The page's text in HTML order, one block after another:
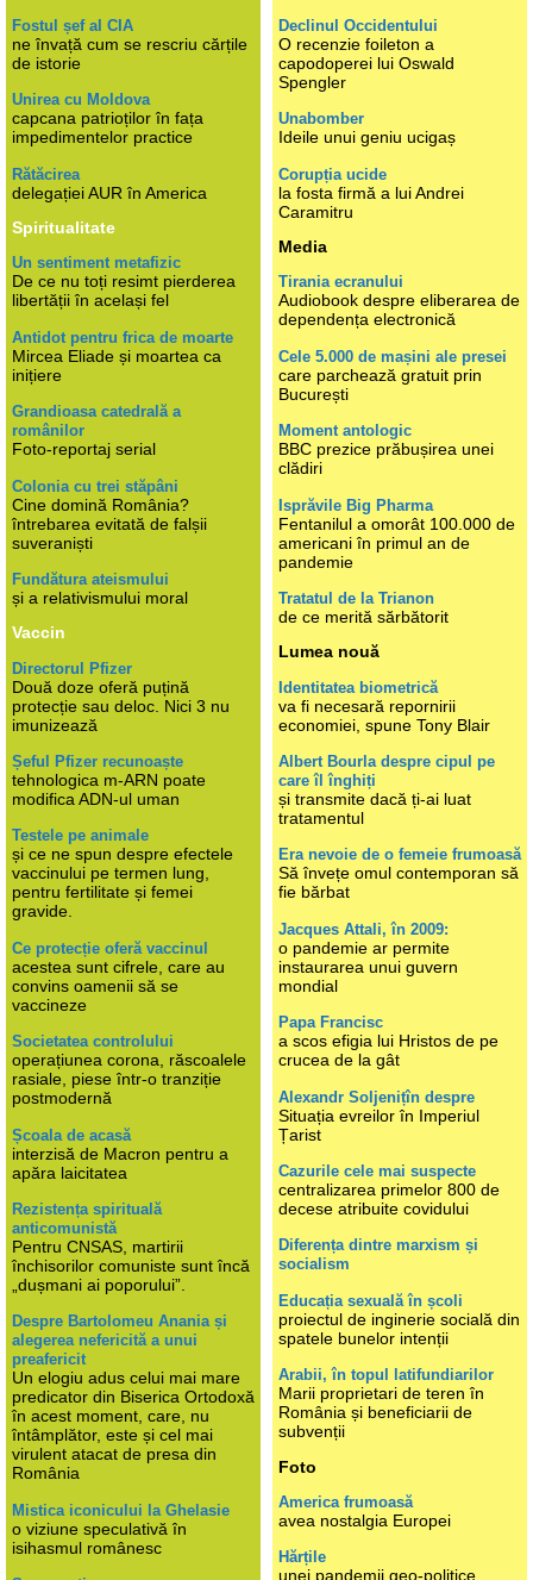
Fostul șef al CIA
ne învață cum se rescriu cărțile
de istorie
Unirea cu Moldova
capcana patrioților în fața
impedimentelor practice
Rătăcirea
delegației AUR în America
Spiritualitate
Un sentiment metafizic
De ce nu toți resimt pierderea
libertății în același fel
Antidot pentru frica de moarte
Mircea Eliade și moartea ca
inițiere
Grandioasa catedrală a
românilor
Foto-reportaj serial
Colonia cu trei stăpâni
Cine domină România?
întrebarea evitată de falșii
suveraniști
Fundătura ateismului
și a relativismului moral
Vaccin
Directorul Pfizer
Două doze oferă puțină
protecție sau deloc. Nici 3 nu
imunizează
Șeful Pfizer recunoaște
tehnologica m-ARN poate
modifica ADN-ul uman
Testele pe animale
și ce ne spun despre efectele
vaccinului pe termen lung,
pentru fertilitate și femei
gravide.
Ce protecție oferă vaccinul
acestea sunt cifrele, care au
convins oamenii să se
vaccineze
Societatea controlului
operațiunea corona, răscoalele
rasiale, piese într-o tranziție
postmodernă
Școala de acasă
interzisă de Macron pentru a
apăra laicitatea
Rezistența spirituală
anticomunistă
Pentru CNSAS, martirii
închisorilor comuniste sunt încă
„dușmani ai poporului”.
Despre Bartolomeu Anania și
alegerea nefericită a unui
preafericit
Un elogiu adus celui mai mare
predicator din Biserica Ortodoxă
în acest moment, care, nu
întâmplător, este și cel mai
virulent atacat de presa din
România
Mistica iconicului la Ghelasie
o viziune speculativă în
isihasmul românesc
Declinul Occidentului
O recenzie foileton a
capodoperei lui Oswald
Spengler
Unabomber
Ideile unui geniu ucigaș
Corupția ucide
la fosta firmă a lui Andrei
Caramitru
Media
Tirania ecranului
Audiobook despre eliberarea de
dependența electronică
Cele 5.000 de mașini ale presei
care parchează gratuit prin
București
Moment antologic
BBC prezice prăbușirea unei
clădiri
Isprăvile Big Pharma
Fentanilul a omorât 100.000 de
americani în primul an de
pandemie
Tratatul de la Trianon
de ce merită sărbătorit
Lumea nouă
Identitatea biometrică
va fi necesară repornirii
economiei, spune Tony Blair
Albert Bourla despre cipul pe
care îl înghiți
și transmite dacă ți-ai luat
tratamentul
Era nevoie de o femeie frumoasă
Să învețe omul contemporan să
fie bărbat
Jacques Attali, în 2009:
o pandemie ar permite
instaurarea unui guvern
mondial
Papa Francisc
a scos efigia lui Hristos de pe
crucea de la gât
Alexandr Soljenițîn despre
Situația evreilor în Imperiul
Țarist
Cazurile cele mai suspecte
centralizarea primelor 800 de
decese atribuite covidului
Diferența dintre marxism și
socialism
Educația sexuală în școli
proiectul de inginerie socială din
spatele bunelor intenții
Arabii, în topul latifundiarilor
Marii proprietari de teren în
România și beneficiarii de
subvenții
Foto
America frumoasă
avea nostalgia Europei
Hărțile
unei pandemii geo-politice